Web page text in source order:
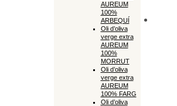
AUREUM
100%
ARBEQUÍ
Oli d’oliva
verge extra
AUREUM
100%
MORRUT
Oli d’oliva
verge extra
AUREUM
100% FARG
Oli d’oliva